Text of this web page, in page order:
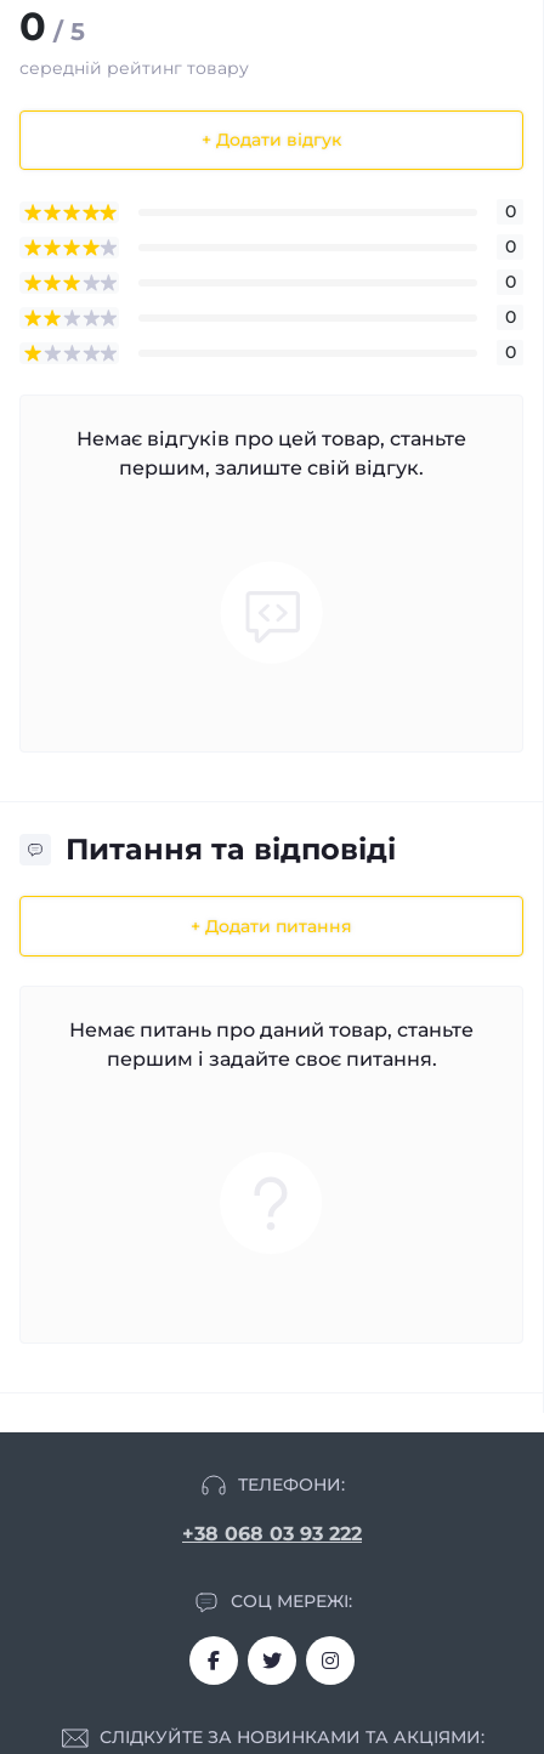
0 / 5
середній рейтинг товару
+ Додати відгук
0
0
0
0
0
Немає відгуків про цей товар, станьте
першим, залиште свій відгук.
Питання та відповіді
+ Додати питання
Немає питань про даний товар, станьте
першим і задайте своє питання.
ТЕЛЕФОНИ:
+38 068 03 93 222
СОЦ МЕРЕЖІ:
СЛІДКУЙТЕ ЗА НОВИНКАМИ ТА АКЦІЯМИ: